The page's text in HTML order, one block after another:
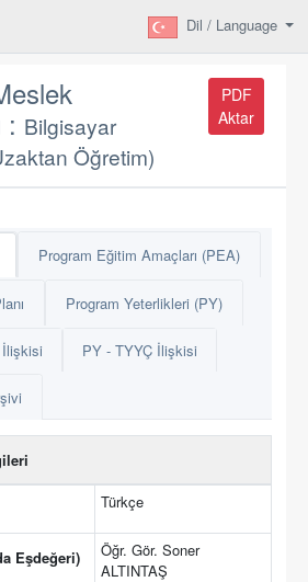
Dil / Language
: Bilgisayar
Öğretim)
PDF
Aktar
Program Eğitim Amaçları (PEA)
Program Yeterlikleri (PY)
PY - TYYÇ İlişkisi
Türkçe
Eşdeğeri)
Öğr. Gör. Soner
ALTINTAŞ